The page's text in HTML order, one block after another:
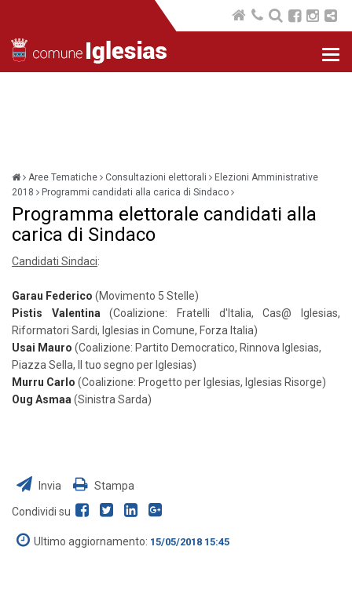
Aree Tematiche Consultazioni elettorali
Elezioni Amministrative
2018
Programmi candidati alla carica di Sindaco
Programma elettorale candidati alla
carica di Sindaco
Candidati Sindaci:
Garau Federico (Movimento 5 Stelle)
Pistis Valentina
(Coalizione: Fratelli d'Italia, Cas@ Iglesias,
Riformatori Sardi, Iglesias in Comune, Forza Italia)
Usai Mauro (Coalizione: Partito Democratico, Rinnova Iglesias,
Piazza Sella, Il tuo segno per Iglesias)
Murru Carlo (Coalizione: Progetto per Iglesias, Iglesias Risorge)
Oug Asmaa (Sinistra Sarda)
Invia Stampa
Condividi su
Ultimo aggiornamento: 15/05/2018 15:45